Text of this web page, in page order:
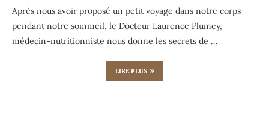
Après nous avoir proposé un petit voyage dans notre corps
pendant notre sommeil, le Docteur Laurence Plumey,
médecin-nutritionniste nous donne les secrets de …
LIRE PLUS